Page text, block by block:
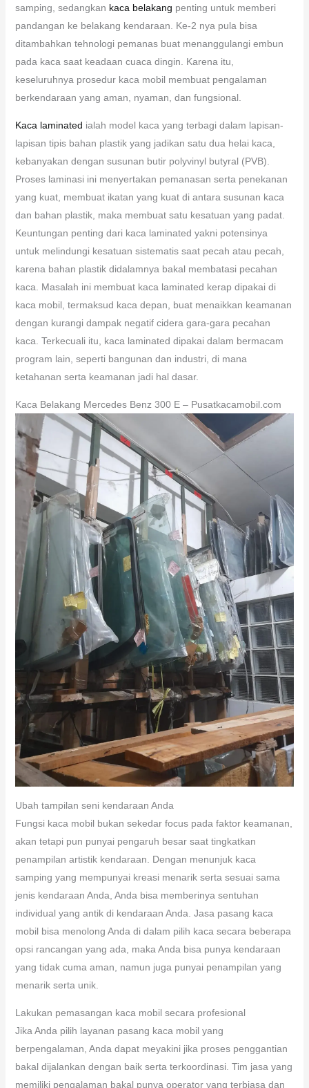
samping, sedangkan kaca belakang penting untuk memberi
pandangan ke belakang kendaraan. Ke-2 nya pula bisa
ditambahkan tehnologi pemanas buat menanggulangi embun
pada kaca saat keadaan cuaca dingin. Karena itu,
keseluruhnya prosedur kaca mobil membuat pengalaman
berkendaraan yang aman, nyaman, dan fungsional.
Kaca laminated ialah model kaca yang terbagi dalam lapisan-
lapisan tipis bahan plastik yang jadikan satu dua helai kaca,
kebanyakan dengan susunan butir polyvinyl butyral (PVB).
Proses laminasi ini menyertakan pemanasan serta penekanan
yang kuat, membuat ikatan yang kuat di antara susunan kaca
dan bahan plastik, maka membuat satu kesatuan yang padat.
Keuntungan penting dari kaca laminated yakni potensinya
untuk melindungi kesatuan sistematis saat pecah atau pecah,
karena bahan plastik didalamnya bakal membatasi pecahan
kaca. Masalah ini membuat kaca laminated kerap dipakai di
kaca mobil, termaksud kaca depan, buat menaikkan keamanan
dengan kurangi dampak negatif cidera gara-gara pecahan
kaca. Terkecuali itu, kaca laminated dipakai dalam bermacam
program lain, seperti bangunan dan industri, di mana
ketahanan serta keamanan jadi hal dasar.
Kaca Belakang Mercedes Benz 300 E – Pusatkacamobil.com
Ubah tampilan seni kendaraan Anda
Fungsi kaca mobil bukan sekedar focus pada faktor keamanan,
akan tetapi pun punyai pengaruh besar saat tingkatkan
penampilan artistik kendaraan. Dengan menunjuk kaca
samping yang mempunyai kreasi menarik serta sesuai sama
jenis kendaraan Anda, Anda bisa memberinya sentuhan
individual yang antik di kendaraan Anda. Jasa pasang kaca
mobil bisa menolong Anda di dalam pilih kaca secara beberapa
opsi rancangan yang ada, maka Anda bisa punya kendaraan
yang tidak cuma aman, namun juga punyai penampilan yang
menarik serta unik.
Lakukan pemasangan kaca mobil secara profesional
Jika Anda pilih layanan pasang kaca mobil yang
berpengalaman, Anda dapat meyakini jika proses penggantian
bakal dijalankan dengan baik serta terkoordinasi. Tim jasa yang
memiliki pengalaman bakal punya operator yang terbiasa dan